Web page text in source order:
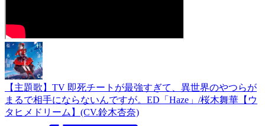
【主題歌】TV 即死チートが最強すぎて、異世界のやつらが
まるで相手にならないんですが。ED「Haze」/桜木舞華【ウ
タヒメドリーム】(CV.鈴木杏奈)